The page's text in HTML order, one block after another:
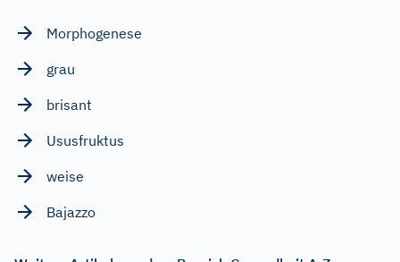
Morphogenese
grau
brisant
Ususfruktus
weise
Bajazzo